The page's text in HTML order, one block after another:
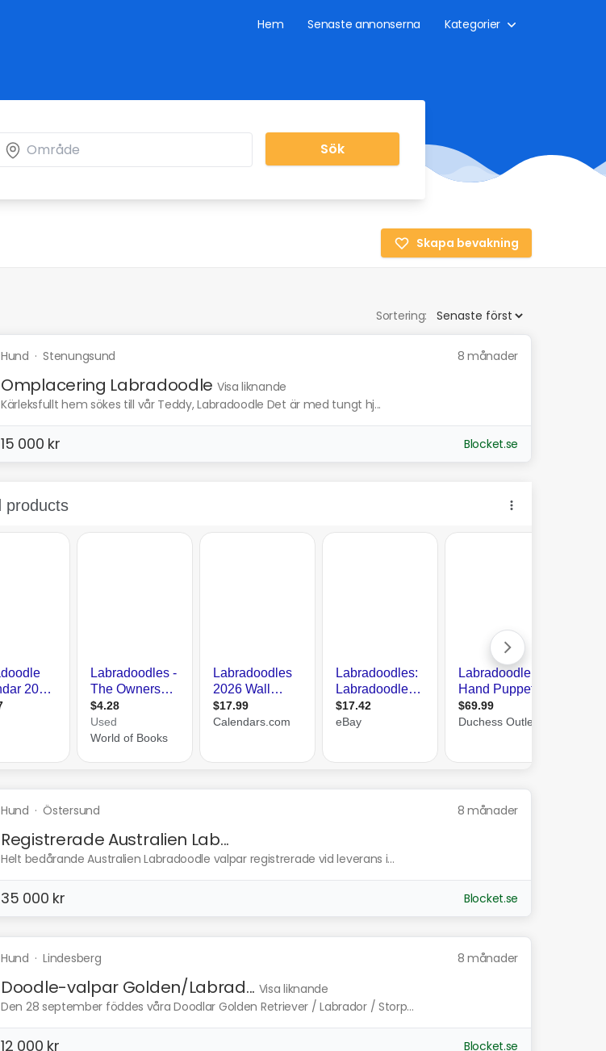
Hem Senaste annonserna Kategorier
Sök
Skapa bevakning
Sortering:
Hund ·Stenungsund 8 månader
Omplacering Labradoodle Visa liknande
Kärleksfullt hem sökes till vår Teddy, Labradoodle Det är med tungt hj...
15 000 kr Blocket.se
Hund ·Östersund 8 månader
Registrerade Australien Lab...
Helt bedårande Australien Labradoodle valpar registrerade vid leverans i...
35 000 kr Blocket.se
Hund ·Lindesberg 8 månader
Doodle-valpar Golden/Labrad... Visa liknande
Den 28 september föddes våra Doodlar Golden Retriever / Labrador / Storp...
12 000 kr Blocket.se